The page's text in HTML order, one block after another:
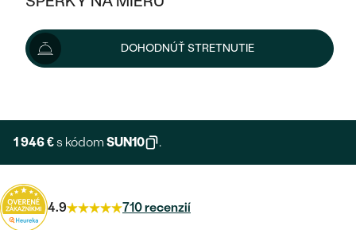
KOMBINOVANÉ ZLATO
PODĽA ŠTÝLU
BEZ KAMEŇA
VYKROJENÉ
POSTRANNÉ DRAHOKAMY
HALO
VINTAGE
OBRÚČOK
VÝPREDAJ
ŠPERKY ČO POMÁHAJÚ
PODĽA TYPU
PRSTENE
PLATINOVÉ
NAPICHOVACIE
MINIMALISTICKÉ
ZLATÉ
STRIEBORNÉ
SOLITÉR
VÝPREDAJ
ZLATÉ
PLATINOVÉ
DOHODNÚŤ STRETNUTIE
2 162 €
Možnosti doručenia
1 946 €s kódom SUN10 .
4.9 710 recenzií